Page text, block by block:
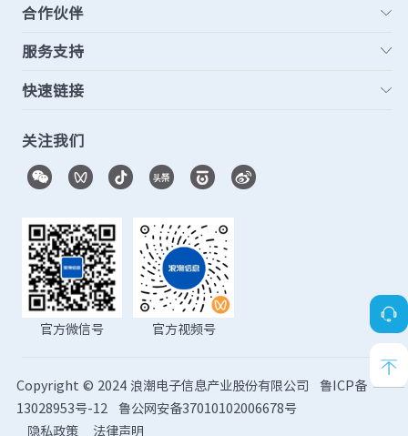
合作伙伴
服务支持
快速链接
关注我们
官方微信号 官方视频号
Copyright © 2024 浪潮电子信息产业股份有限公司 鲁ICP备
13028953号-12 鲁公网安备37010102006678号
隐私政策
法律声明